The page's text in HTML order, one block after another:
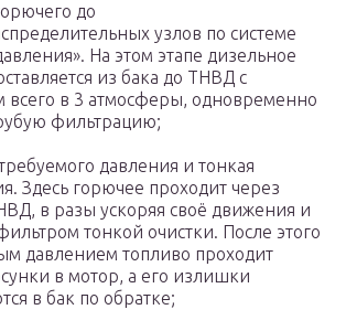
до
узлов по системе
На этом этапе дизельное
из бака до ТНВД с
всего в 3 атмосферы, одновременно
фильтрацию;
давления и тонкая
Здесь горючее проходит через
в разы ускоряя своё движения и
тонкой очистки. После этого
давлением топливо проходит
в мотор, а его излишки
в бак по обратке;